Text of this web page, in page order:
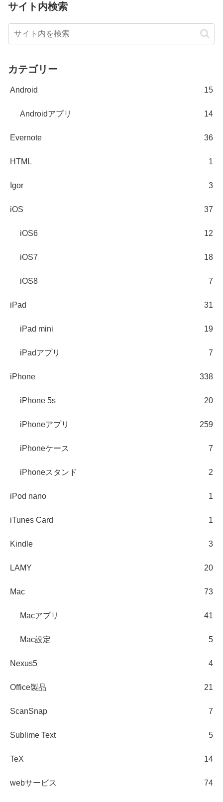
サイト内検索
カテゴリー
Android 15
Androidアプリ 14
Evernote 36
HTML 1
Igor 3
iOS 37
iOS6 12
iOS7 18
iOS8 7
iPad 31
iPad mini 19
iPadアプリ 7
iPhone 338
iPhone 5s 20
iPhoneアプリ 259
iPhoneケース 7
iPhoneスタンド 2
iPod nano 1
iTunes Card 1
Kindle 3
LAMY 20
Mac 73
Macアプリ 41
Mac設定 5
Nexus5 4
Office製品 21
ScanSnap 7
Sublime Text 5
TeX 14
webサービス 74